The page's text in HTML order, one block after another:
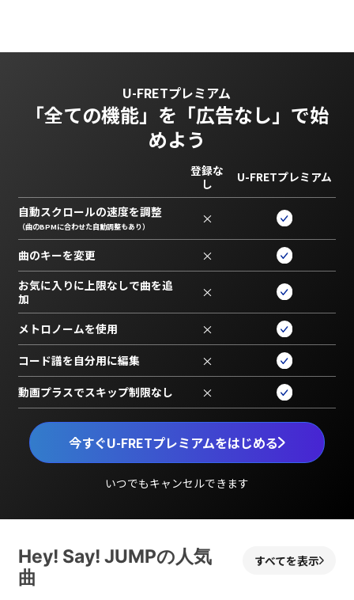
U-FRETプレミアム
「全ての機能」を 「広告なし」で始
めよう
今すぐU-FRETプレミアムをはじめる
いつでもキャンセルできます
登録な
し
U-FRETプレミアム
自動スクロールの速度を調整
（曲のBPMに合わせた自動調整もあり） ×
曲のキーを変更 ×
お気に入りに上限なしで曲を追
加
×
メトロノームを使用 ×
コード譜を自分用に編集 ×
動画プラスでスキップ制限なし ×
Hey! Say! JUMPの人気
曲
すべてを表示